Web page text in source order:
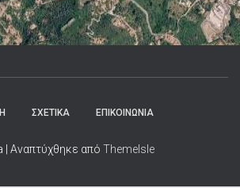
ΣΧΕΤΙΚΑ ΕΠΙΚΟΙΝΩΝΙΑ
| Αναπτύχθηκε από ThemeIsle